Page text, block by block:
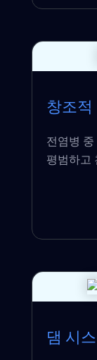
창조적
전염병
평범하고
댐 시